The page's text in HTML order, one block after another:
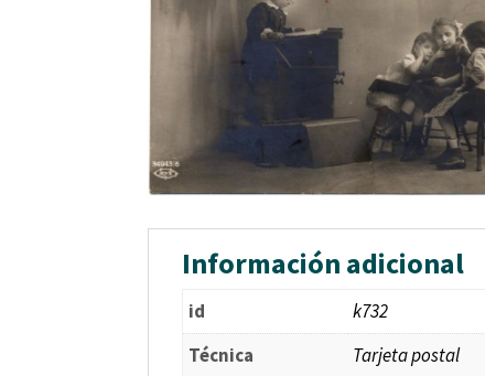
Información adicional
id
k732
Técnica
Tarjeta postal